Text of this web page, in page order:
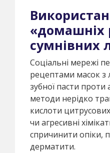
«домашніх
сумнівних
Соціальні мережі
рецептами масок з
зубної пасти проти
методи нерідко
кислоти
чи агресивні
спричинити опіки,
дерматити.